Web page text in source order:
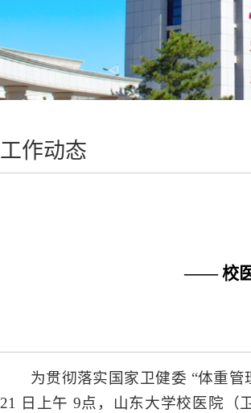
工作动态
—— 校医
为贯彻落实国家卫健委 “体重
21 日上午 9点，山东大学校医院（